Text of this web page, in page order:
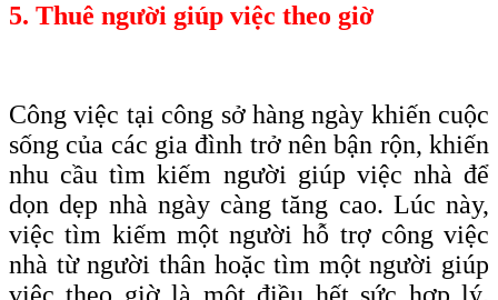
5. Thuê người giúp việc theo giờ
Công việc tại công sở hàng ngày khiến cuộc
sống của các gia đình trở nên bận rộn, khiến
nhu cầu tìm kiếm người giúp việc nhà để
dọn dẹp nhà ngày càng tăng cao. Lúc này,
việc tìm kiếm một người hỗ trợ công việc
nhà từ người thân hoặc tìm một người giúp